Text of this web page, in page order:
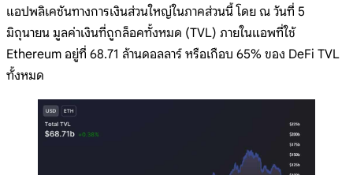
แอปพลิเคชันทางการเงินส่วนใหญ่ในภาคส่วนนี้ โดย ณ วันที่ 5
มิถุนายน มูลค่าเงินที่ถูกล็อคทั้งหมด (TVL) ภายในแอพที่ใช้
Ethereum อยู่ที่ 68.71 ล้านดอลลาร์ หรือเกือบ 65% ของ DeFi TVL
ทั้งหมด